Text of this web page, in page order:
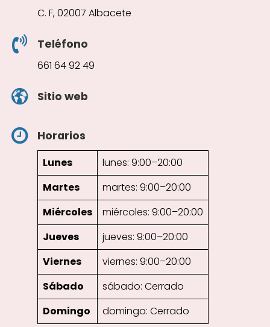
C. F, 02007 Albacete
Teléfono
661 64 92 49
Sitio web
Horarios
Lunes
lunes: 9:00–20:00
Martes
martes: 9:00–20:00
Miércoles
miércoles: 9:00–20:00
Jueves
jueves: 9:00–20:00
Viernes
viernes: 9:00–20:00
Sábado
sábado: Cerrado
Domingo
domingo: Cerrado